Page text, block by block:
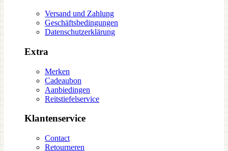
Versand und Zahlung
Geschäftsbedingungen
Datenschutzerklärung
Extra
Merken
Cadeaubon
Aanbiedingen
Reitstiefelservice
Klantenservice
Contact
Retourneren